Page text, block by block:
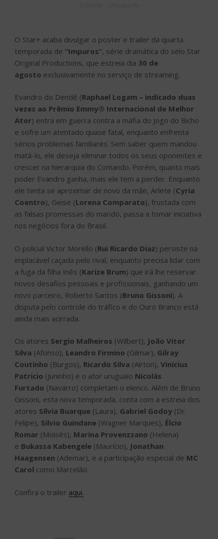
O Star+ acaba divulgar o poster e trailer da quarta
temporada de “Impuros”, série dramática do selo Star
Original Productions, que estreia dia 30 de
agosto exclusivamente no serviço de streaming.
Evandro do Dendê (Raphael Logam – indicado duas
vezes ao Prêmio Emmy® Internacional de Melhor
Ator) entra em guerra contra a máfia do Jogo do Bicho
e sofre um atentado quase fatal, enquanto enfrenta
sérios problemas familiares. Sem saber quem mandou
matá-lo, ele deseja eliminar todos os seus oponentes e
crescer na hierarquia do Comando. Porém, quanto mais
poder Evandro ganha, mais ele tem a perder. Enquanto
ele tenta se aproximar de novo da mãe, Arlete (Cyria
Coentro), Geise (Lorena Comparato), frustada com
as falsas promessas do marido, passa a tomar iniciativa
nos negócios fora do Brasil.
O policial Victor Morello (Rui Ricardo Diaz) persiste na
implacável caçada pelo rival, enquanto precisa lidar com
a fuga da filha Inês (Karize Brum) que irá lhe reservar
novos desafios pessoais e profissionais, ganhando um
novo parceiro, Roberto Santos (Bruno Gissoni). A
disputa pelo controle do tráfico e do Ouro Branco está
ainda mais acirrada.
Os atores Sergio Malheiros (Wilbert), João Vitor
Silva (Afonso), Leandro Firmino (Gilmar), Gilray
Coutinho (Burgos), Ricardo Silva (Aírton), Vinícius
Patricio (Juninho) e o ator uruguaio Nicolás
Furtado (Navarro) completam o elenco. Além de Bruno
Gissoni, esta nova temporada, conta com a estreia dos
atores Sílvia Buarque (Laura), Gabriel Godoy (Dr.
Felipe), Silvio Guindane (Wagner Marques), Élcio
Romar (Moisés), Marina Provenzzano (Helena)
e Bukassa Kabengele (Maurício), Jonathan
Haagensen (Ademar), e a participação especial de MC
Carol como Marcelão.
Confira o trailer aqui.